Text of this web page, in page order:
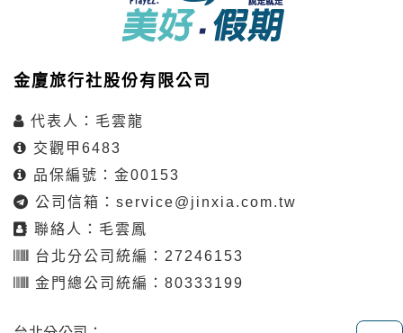
金廈旅行社股份有限公司
代表人：毛雲龍
交觀甲6483
品保編號：金00153
公司信箱： service@jinxia.com.tw
聯絡人：毛雲鳳
台北分公司統編：27246153
金門總公司統編：80333199